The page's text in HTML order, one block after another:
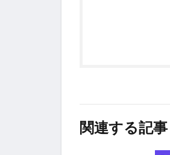
関連する記事